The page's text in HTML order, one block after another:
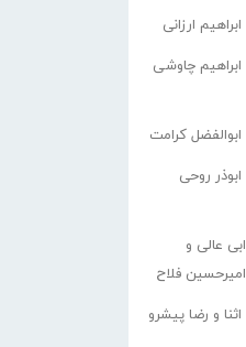
ابراهیم ارزانی
ابراهیم چاوشی
ابوالفضل کرامت
ابوذر روحی
ابی عالی و
امیرحسین فلاح
اثنا و رضا پیشرو